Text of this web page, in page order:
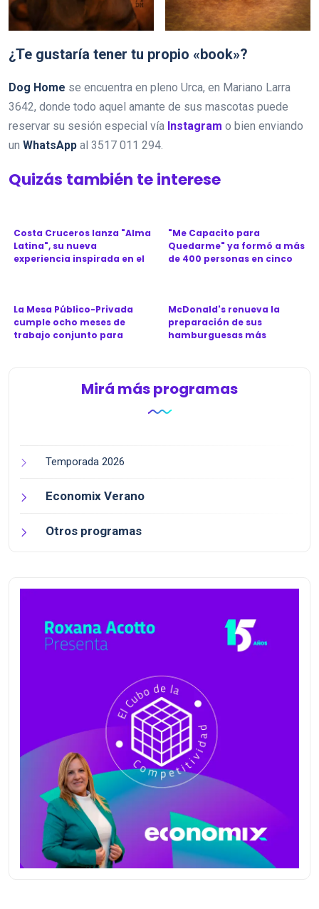
¿Te gustaría tener tu propio «book»?
Dog Home se encuentra en pleno Urca, en Mariano Larra
3642, donde todo aquel amante de sus mascotas puede
reservar su sesión especial vía Instagram o bien enviando
un WhatsApp al 3517 011 294.
Quizás también te interese
Costa Cruceros lanza "Alma
Latina", su nueva
experiencia inspirada en el
"Me Capacito para
Quedarme" ya formó a más
de 400 personas en cinco
La Mesa Público-Privada
cumple ocho meses de
trabajo conjunto para
McDonald's renueva la
preparación de sus
hamburguesas más
Mirá más programas
Temporada 2026
Economix Verano
Otros programas